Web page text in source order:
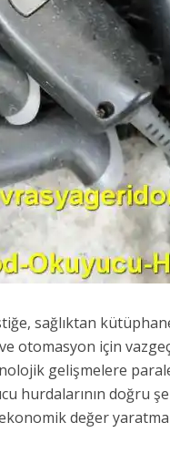
sağlıktan
otomasyon için
gelişmelere
hurdalarının doğru
değer